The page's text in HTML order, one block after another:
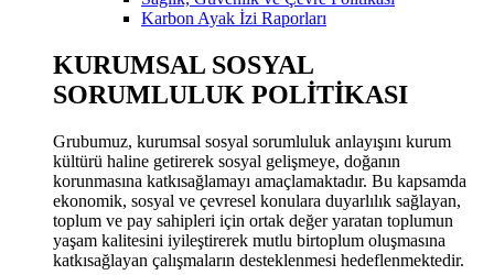
Karbon Ayak İzi Raporları
KURUMSAL SOSYAL
SORUMLULUK POLİTİKASI
Grubumuz, kurumsal sosyal sorumluluk anlayışını kurum
kültürü haline getirerek sosyal gelişmeye, doğanın
korunmasına katkısağlamayı amaçlamaktadır. Bu kapsamda
ekonomik, sosyal ve çevresel konulara duyarlılık sağlayan,
toplum ve pay sahipleri için ortak değer yaratan toplumun
yaşam kalitesini iyileştirerek mutlu birtoplum oluşmasına
katkısağlayan çalışmaların desteklenmesi hedeflenmektedir.